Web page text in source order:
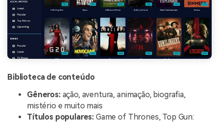
Biblioteca de conteúdo
Gêneros:ação, aventura, animação, biografia,
mistério e muito mais
Títulos populares: Game of Thrones, Top Gun: